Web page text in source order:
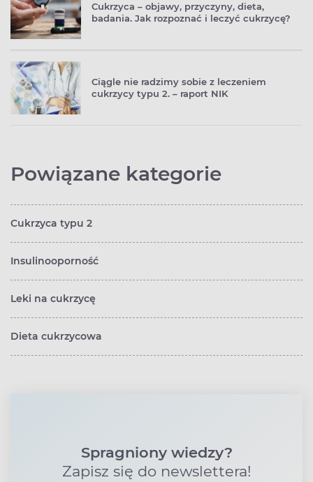
Cukrzyca – objawy, przyczyny, dieta,
badania. Jak rozpoznać i leczyć cukrzycę?
Ciągle nie radzimy sobie z leczeniem
cukrzycy typu 2. – raport NIK
Powiązane kategorie
Cukrzyca typu 2
Insulinooporność
Leki na cukrzycę
Dieta cukrzycowa
Spragniony wiedzy?
Zapisz się do newslettera!